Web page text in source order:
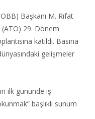
Başkanı M. Rifat
(ATO) 29. Dönem
katıldı. Basına
gelişmeler
ilk gününde iş
başlıklı sunum